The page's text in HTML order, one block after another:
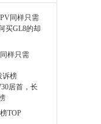
样只需
TOP